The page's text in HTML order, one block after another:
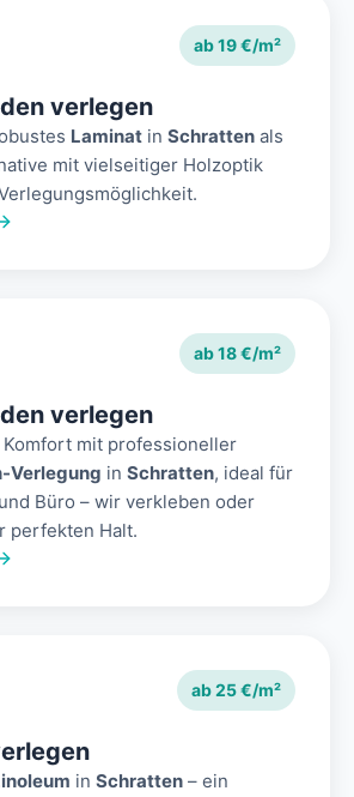
ab 19 €/m²
verlegen
Laminat in Schratten als
mit vielseitiger Holzoptik
ab 18 €/m²
verlegen
mit professioneller
Verlegung in Schratten, ideal für
Büro – wir verkleben oder
perfekten Halt.
ab 25 €/m²
in Schratten – ein